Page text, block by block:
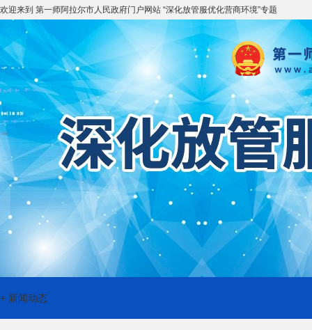
欢迎来到 第一师阿拉尔市人民政府门户网站 “深化放管服优化营商环境”专题
+ 新闻动态